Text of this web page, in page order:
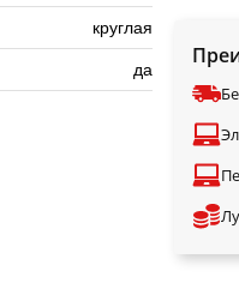
круглая
да